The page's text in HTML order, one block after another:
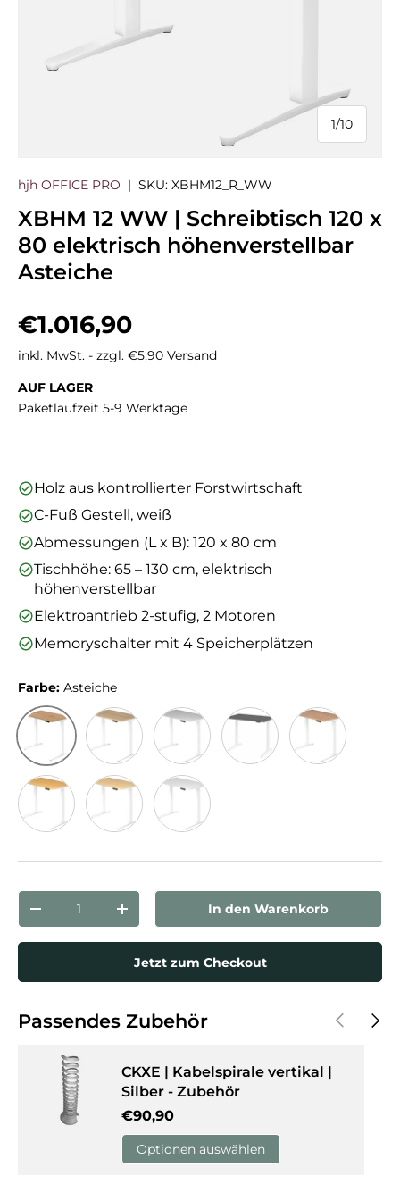
1/
von
10
hjh OFFICE PRO | SKU: XBHM12_R_WW
XBHM 12 WW | Schreibtisch 120 x
80 elektrisch höhenverstellbar
Asteiche
Normaler Preis
€1.016,90
inkl. MwSt. - zzgl. €5,90 Versand
AUF LAGER
Paketlaufzeit 5-9 Werktage
Holz aus kontrollierter Forstwirtschaft
C-Fuß Gestell, weiß
Abmessungen (L x B): 120 x 80 cm
Tischhöhe: 65 – 130 cm, elektrisch
höhenverstellbar
Elektroantrieb 2-stufig, 2 Motoren
Memoryschalter mit 4 Speicherplätzen
Farbe: Asteiche
Asteiche Eiche Grau
Anzahl
Menge verringernMenge erhöhenIn den Warenkorb
Jetzt zum Checkout
Passendes Zubehör Vorherige
CKXE | Kabelspirale vertikal |
Silber - Zubehör
Normaler Preis
€90,90
Optionen auswählen